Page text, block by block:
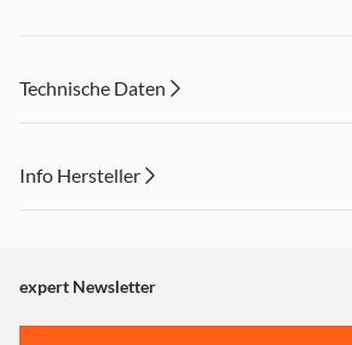
Technische Daten
Info Hersteller
"Marketing".
Einstellungen anpassen
expert Newsletter